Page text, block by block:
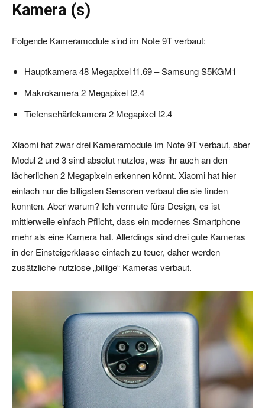
Kamera (s)
Folgende Kameramodule sind im Note 9T verbaut:
Hauptkamera 48 Megapixel f1.69 – Samsung S5KGM1
Makrokamera 2 Megapixel f2.4
Tiefenschärfekamera 2 Megapixel f2.4
Xiaomi hat zwar drei Kameramodule im Note 9T verbaut, aber
Modul 2 und 3 sind absolut nutzlos, was ihr auch an den
lächerlichen 2 Megapixeln erkennen könnt. Xiaomi hat hier
einfach nur die billigsten Sensoren verbaut die sie finden
konnten. Aber warum? Ich vermute fürs Design, es ist
mittlerweile einfach Pflicht, dass ein modernes Smartphone
mehr als eine Kamera hat. Allerdings sind drei gute Kameras
in der Einsteigerklasse einfach zu teuer, daher werden
zusätzliche nutzlose „billige“ Kameras verbaut.